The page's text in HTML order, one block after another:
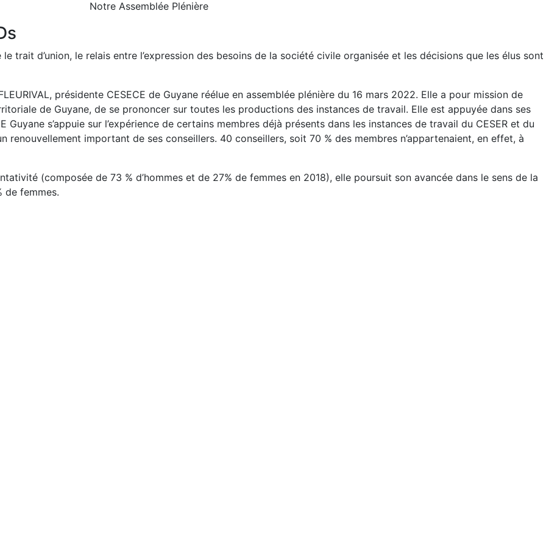
Notre Assemblée Plénière
trait d’union, le relais entre l’expression des besoins de la société civile organisée et les décisions que les élus sont
présidente CESECE de Guyane réélue en assemblée plénière du 16 mars 2022. Elle a pour mission de
de Guyane, de se prononcer sur toutes les productions des instances de travail. Elle est appuyée dans ses
s’appuie sur l’expérience de certains membres déjà présents dans les instances de travail du CESER et du
renouvellement important de ses conseillers. 40 conseillers, soit 70 % des membres n’appartenaient, en effet, à
(composée de 73 % d’hommes et de 27% de femmes en 2018), elle poursuit son avancée dans le sens de la
de femmes.